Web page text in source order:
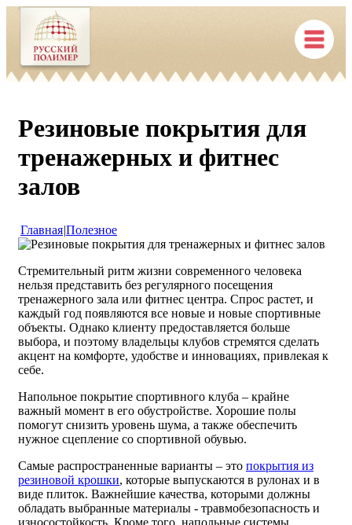
Резиновые покрытия для
тренажерных и фитнес
залов
Главная|Полезное
Стремительный ритм жизни современного человека
нельзя представить без регулярного посещения
тренажерного зала или фитнес центра. Спрос растет, и
каждый год появляются все новые и новые спортивные
объекты. Однако клиенту предоставляется больше
выбора, и поэтому владельцы клубов стремятся сделать
акцент на комфорте, удобстве и инновациях, привлекая к
себе.
Напольное покрытие спортивного клуба – крайне
важный момент в его обустройстве. Хорошие полы
помогут снизить уровень шума, а также обеспечить
нужное сцепление со спортивной обувью.
Самые распространенные варианты – это покрытия из
резиновой крошки, которые выпускаются в рулонах и в
виде плиток. Важнейшие качества, которыми должны
обладать выбранные материалы - травмобезопасность и
износостойкость. Кроме того, напольные системы